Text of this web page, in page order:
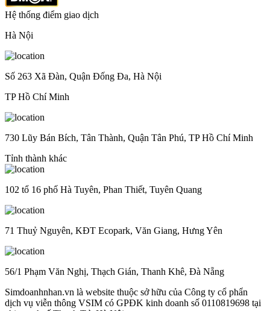
Hệ thống điểm giao dịch
Hà Nội
Số 263 Xã Đàn, Quận Đống Đa, Hà Nội
TP Hồ Chí Minh
730 Lũy Bán Bích, Tân Thành, Quận Tân Phú, TP Hồ Chí Minh
Tỉnh thành khác
102 tổ 16 phố Hà Tuyên, Phan Thiết, Tuyên Quang
71 Thuỷ Nguyên, KĐT Ecopark, Văn Giang, Hưng Yên
56/1 Phạm Văn Nghị, Thạch Gián, Thanh Khê, Đà Nẵng
Simdoanhnhan.vn là website thuộc sở hữu của Công ty cổ phẩn
dịch vụ viễn thông VSIM có GPĐK kinh doanh số 0110819698 tại